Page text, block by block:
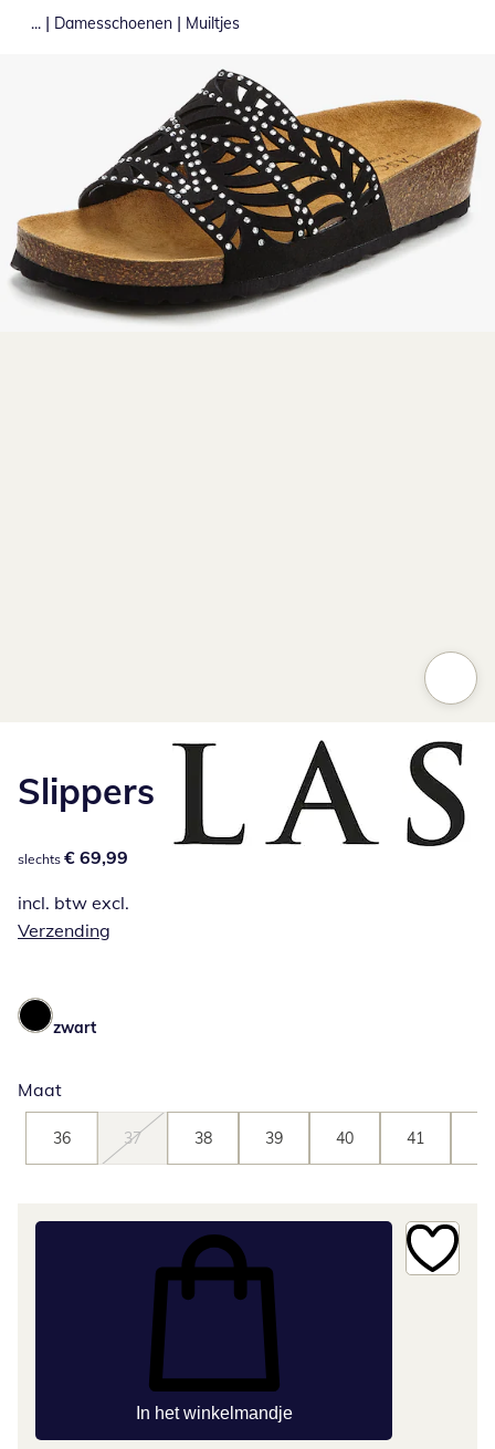
... | Damesschoenen | Muiltjes
Slippers
€ 69,99
slechts € 69,99
incl. btw excl.
Verzending
zwart
Maat
36 37 38 39 40 41
In het winkelmandje